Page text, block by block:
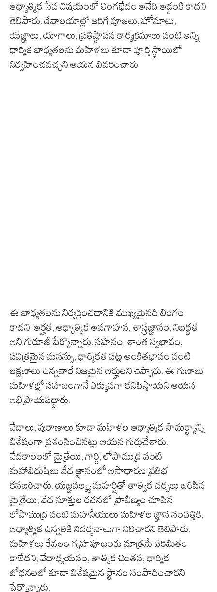
ఆధ్యాత్మిక సేవ విషయంలో లింగభేదం అనేది అడ్డంకి కాదని
తెలిపారు. దేవాలయాల్లో జరిగే పూజలు, హోమాలు,
యజ్ఞాలు, యాగాలు, ప్రతిష్ఠాపన కార్యక్రమాలు వంటి అన్ని
ధార్మిక బాధ్యతలను మహిళలు కూడా పూర్తి స్థాయిలో
నిర్వహించవచ్చని ఆయన వివరించారు.
ఈ బాధ్యతలను నిర్వర్తించడానికి ముఖ్యమైనది లింగం
కాదని, అర్హత, ఆధ్యాత్మిక అవగాహన, శాస్త్రజ్ఞానం, నిబద్ధత
అని గురూజీ పేర్కొన్నారు. సహనం, శాంత స్వభావం,
పవిత్రమైన మనస్సు, ధార్మికత పట్ల అంకితభావం వంటి
లక్షణాలు ఉన్నవారే నిజమైన అర్హులని చెప్పారు. ఈ గుణాలు
మహిళల్లో సహజంగానే ఎక్కువగా కనిపిస్తాయని ఆయన
అభిప్రాయపడ్డారు.
వేదాలు, పురాణాలు కూడా మహిళల ఆధ్యాత్మిక సామర్థ్యాన్ని
విశేషంగా ప్రశంసించినట్లు ఆయన గుర్తుచేశారు.
వేదకాలంలో మైత్రేయి, గార్గి, లోపాముద్ర వంటి
మహావిదుషీలు వేద జ్ఞానంలో అసాధారణ ప్రతిభ
కనబరిచారు. యజ్ఞవల్క్య మహర్షితో తాత్విక చర్చలు జరిపిన
మైత్రేయి, వేద సూక్తుల రచనలో ప్రావీణ్యం చూపిన
లోపాముద్ర వంటి మహనీయులు మహిళల జ్ఞాన సంపత్తికి,
ఆధ్యాత్మిక ఉన్నతికి నిదర్శనాలుగా నిలిచారని తెలిపారు.
మహిళలు కేవలం గృహపూజలకు మాత్రమే పరిమితం
కాలేదని, వేదాధ్యయనం, తాత్విక చింతన, ధార్మిక
బోధనలలో కూడా విశేషమైన స్థానం సంపాదించారని
పేర్కొన్నారు.